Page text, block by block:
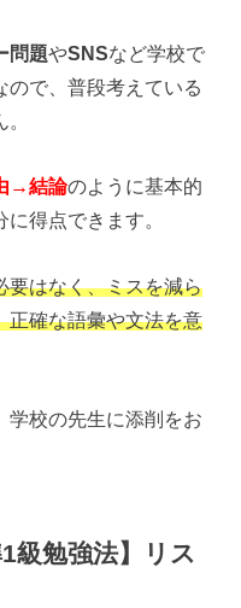
問題やSNSなど学校で
ので、普段考えている
→結論のように基本的
得点できます。
要はなく、ミスを減ら
正確な語彙や文法を意
学校の先生に添削をお
級勉強法】リス